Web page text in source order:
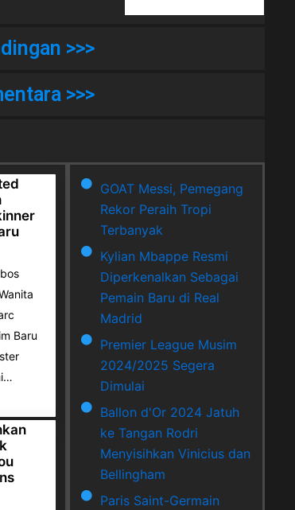
>>>
>>>
Baru
GOAT Messi, Pemegang
Rekor Peraih Tropi
Terbanyak
Kylian Mbappe Resmi
Diperkenalkan Sebagai
Pemain Baru di Real
Madrid
Premier League Musim
2024/2025 Segera
Dimulai
Ballon d'Or 2024 Jatuh
ke Tangan Rodri
Menyisihkan Vinicius dan
Bellingham
Paris Saint-Germain